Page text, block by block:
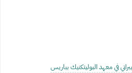
في معهد البوليتكنيك بباريس